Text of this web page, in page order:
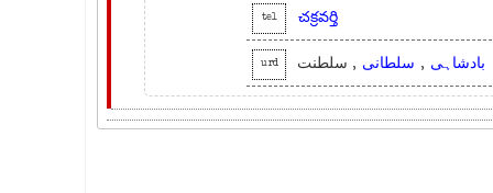
tel చక్రవర్తి
urd بادشاہی , سلطانی , سلطنت